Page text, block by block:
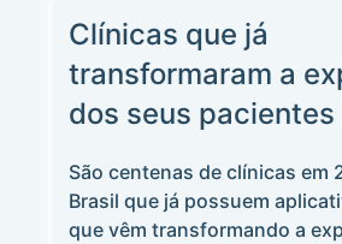
Clínicas que já
transformaram a
dos seus pacientes
São centenas de clínicas em
Brasil que já possuem
que vêm transformando a